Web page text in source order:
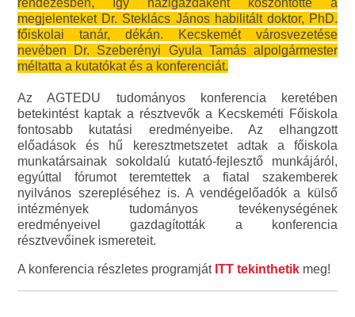
rendezésben, így házigazdaként köszöntötte a
megjelenteket Dr. Steklács János habilitált doktor, PhD.
főiskolai tanár, dékán. Kecskemét városvezetése
nevében Dr. Szeberényi Gyula Tamás alpolgármester
méltatta a kutatókat és a konferenciát.
Az AGTEDU tudományos konferencia keretében
betekintést kaptak a résztvevők a Kecskeméti Főiskola
fontosabb kutatási eredményeibe. Az elhangzott
előadások és hű keresztmetszetet adtak a főiskola
munkatársainak sokoldalú kutató-fejlesztő munkájáról,
egyúttal fórumot teremtettek a fiatal szakemberek
nyilvános szerepléséhez is. A vendégelőadók a külső
intézmények tudományos tevékenységének
eredményeivel gazdagították a konferencia
résztvevőinek ismereteit.
A konferencia részletes programját ITT tekinthetik meg!